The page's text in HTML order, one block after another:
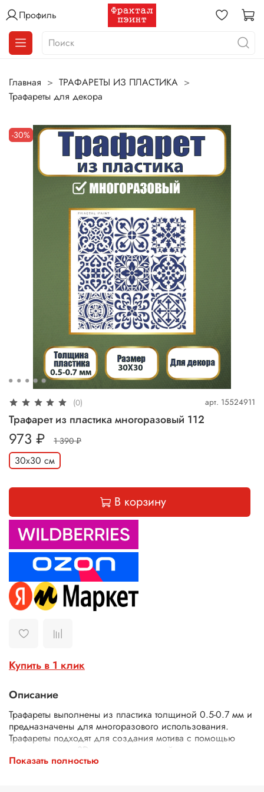
Профиль
Главная
ТРАФАРЕТЫ ИЗ ПЛАСТИКА
Трафареты для декора
-30%
(0) арт. 15524911
Трафарет из пластика многоразовый 112
973 ₽ 1 390 ₽
30х30 см
В корзину
Купить в 1 клик
Описание
Трафареты выполнены из пластика толщиной 0.5-0.7 мм и
предназначены для многоразового использования.
Трафареты подходят для создания мотива с помощью
текстурных паст, 3D геля, декоративной штукатурки,
шпатлевки. Трафареты подходят для декора различных
Показать полностью